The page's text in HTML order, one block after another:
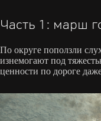
Часть 1: марш
По округе поползли
изнемогают под
ценности по дороге